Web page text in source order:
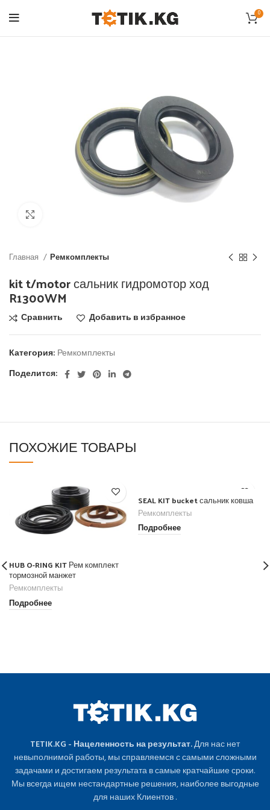
0
Главная Ремкомплекты
kit t/motor сальник гидромотор ход
R1300WM
Сравнить Добавить в избранное
Категория: Ремкомплекты
Поделится:
ПОХОЖИЕ ТОВАРЫ
HUB O-RING KIT Рем комплект
тормозной манжет
Ремкомплекты
Подробнее
SEAL KIT bucket сальник ковша
Ремкомплекты
Подробнее
TETIK.KG - Нацеленность на результат.Для нас нет
невыполнимой работы, мы справляемся с самыми сложными
задачами и достигаем результата в самые кратчайшие сроки.
Мы всегда ищем нестандартные решения, наиболее выгодные
для наших Клиентов .